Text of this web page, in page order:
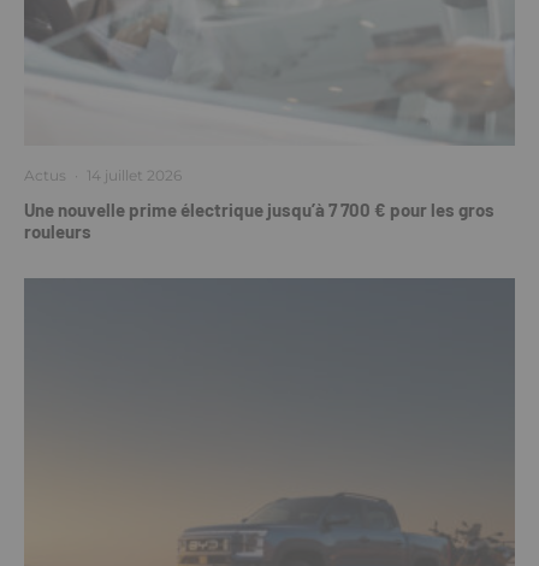
Actus · 14 juillet 2026
Une nouvelle prime électrique jusqu’à 7 700 € pour les gros
rouleurs